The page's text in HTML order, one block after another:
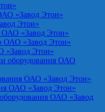
«Завод Этон»
Этон»
«Завод Этон»
ОАО «Завод Этон»
«Завод Этон»
оборудования ОАО
ОАО «Завод Этон»
ОАО «Завод Этон»
ОАО «Завод